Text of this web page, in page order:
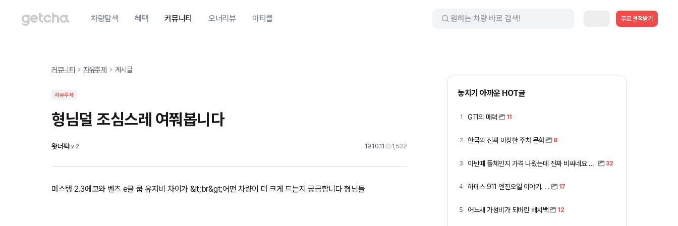
차량탐색 혜택 커뮤니티 오너리뷰 아티클 무료 견적받기
커뮤니티 자유주제 게시글
자유주제
형님덜 조심스레 여쭤봅니다
왓더퍽Lv 2 19.10.11 1,532
머스탱 2.3에코와 벤츠 e클 쿱 유지비 차이가 &lt;br&gt;어떤 차량이 더 크게 드는지 궁금합니다 형님들
놓치기 아까운 HOT글
1 GTI의 매력 11
2 한국의 진짜 이상한 주차 문화 8
3 아반떼 풀체인지 가격 나왔는데 진짜 비싸네요 ㅎㅎ 32
4 하데스 911 엔진오일 이야기. . . 17
5 어느새 가성비가 되버린 해치백 12